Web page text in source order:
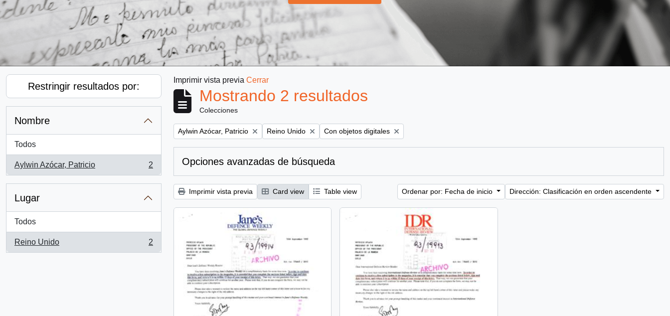
Restringir resultados por:
Nombre
Todos
Aylwin Azócar, Patricio
, 2 resultados
2
Lugar
Todos
Reino Unido
, 2 resultados
2
Imprimir vista previa Cerrar
Mostrando 2 resultados
Colecciones
Remove filter:
Aylwin Azócar, Patricio Remove filter:
Reino Unido Remove filter:
Con objetos digitales
Opciones avanzadas de búsqueda
Imprimir vista previa Card view Table view Ordenar por: Fecha de inicio Dirección: Clasificación en orden ascendente